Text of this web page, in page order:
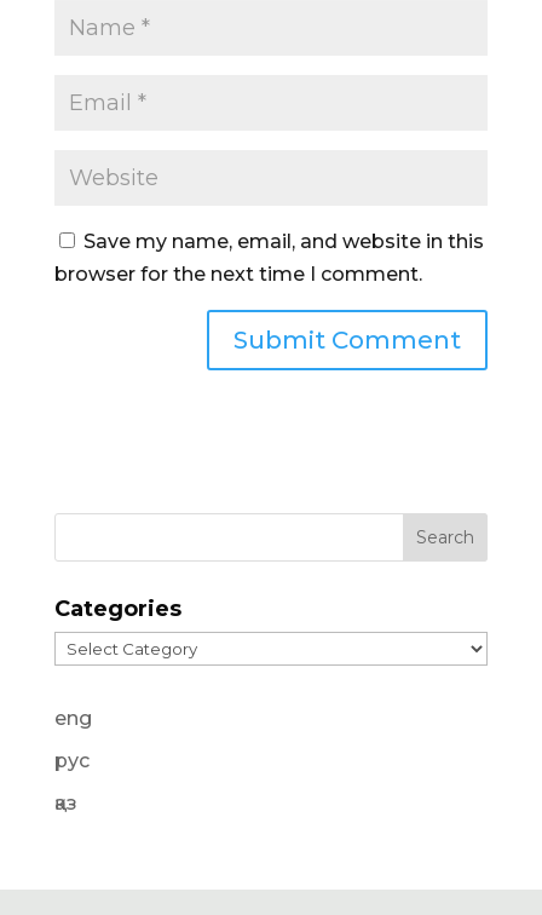
Save my name, email, and website in this
browser for the next time I comment.
Categories
Categories
eng
рус
қаз